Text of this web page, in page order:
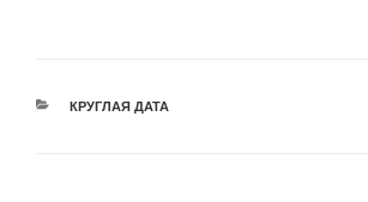
РУБРИКИ
КРУГЛАЯ ДАТА